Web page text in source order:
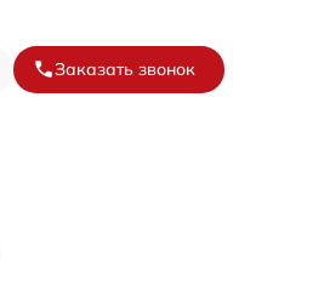
Заказать звонок